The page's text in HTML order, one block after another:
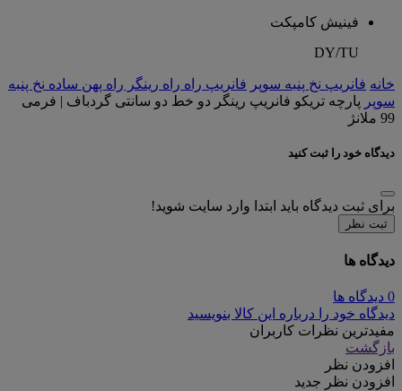
فینیش کامپکت
DY/TU
خانه فانریپ نخ پنبه سوپر فانریپ راه راه رینگر راه پهن ساده نخ پنبه
سوپر پارچه تریکو فانریپ رینگر دو خط دو سانتی گردباف | فرمی
99 ملانژ
دیدگاه خود را ثبت کنید
برای ثبت دیدگاه باید ابتدا وارد سایت شوید!
ثبت نظر
دیدگاه ها
0 دیدگاه ها
دیدگاه خود را درباره این کالا بنویسید
مفیدترین نظرات کاربران
بازگشت
افزودن نظر
افزودن نظر جدید